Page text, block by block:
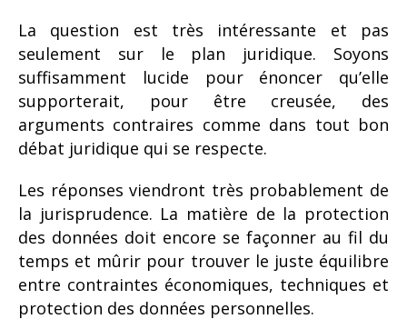
La question est très intéressante et pas
seulement sur le plan juridique. Soyons
suffisamment lucide pour énoncer qu’elle
supporterait, pour être creusée, des
arguments contraires comme dans tout bon
débat juridique qui se respecte.
Les réponses viendront très probablement de
la jurisprudence. La matière de la protection
des données doit encore se façonner au fil du
temps et mûrir pour trouver le juste équilibre
entre contraintes économiques, techniques et
protection des données personnelles.